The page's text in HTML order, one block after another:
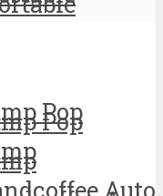
Pop
Auto
Pop